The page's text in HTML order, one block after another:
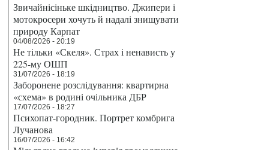
Звичайнісіньке шкідництво. Джипери і
мотокросери хочуть й надалі знищувати
природу Карпат
04/08/2026 - 20:19
Не тільки «Скеля». Страх і ненависть у
225-му ОШП
31/07/2026 - 18:19
Заборонене розслідування: квартирна
«схема» в родині очільника ДБР
17/07/2026 - 18:27
Психопат-городник. Портрет комбрига
Лучанова
16/07/2026 - 16:42